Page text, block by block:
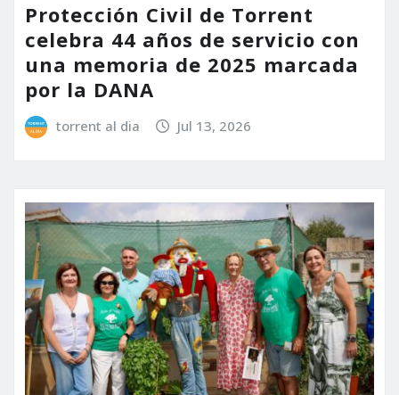
Protección Civil de Torrent
celebra 44 años de servicio con
una memoria de 2025 marcada
por la DANA
torrent al dia Jul 13, 2026